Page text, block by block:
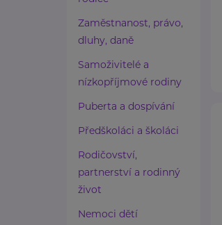
Zaměstnanost, právo,
dluhy, daně
Samoživitelé a
nízkopříjmové rodiny
Puberta a dospívání
Předškoláci a školáci
Rodičovství,
partnerství a rodinný
život
Nemoci dětí